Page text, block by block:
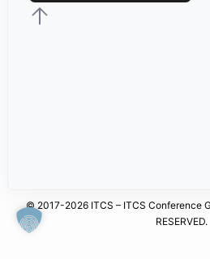
© 2017-2026 ITCS – ITCS Conference
RESERVED.